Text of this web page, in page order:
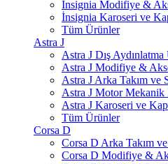
İnsignia Modifiye &
İnsignia Karoseri ve
Tüm Ürünler
Astra J
Astra J Dış
Astra J Modifiye &
Astra J Arka Takım ve
Astra J Motor Mekanik
Astra J Karoseri ve
Tüm Ürünler
Corsa D
Corsa D Arka Takım
Corsa D Modifiye &